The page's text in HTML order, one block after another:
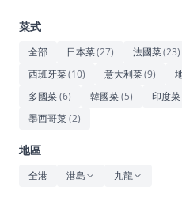
藝術文化
休閒
音樂
菜式
全部 日本菜(27) 法國菜(23)
西班牙菜(10) 意大利菜(9)
多國菜(6) 韓國菜(5) 印度菜
墨西哥菜(2)
地區
全港 港島 九龍